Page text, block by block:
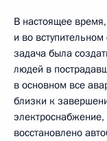
В настоящее
и во
задача была
людей в
в основном все
близки к
электроснабжение,
восстановлено